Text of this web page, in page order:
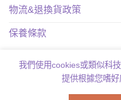
物流&退換貨政策
保養條款
我們使用cookies或類似科
提供根據您嗜好